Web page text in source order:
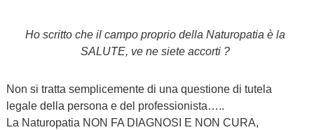
Ho scritto che il campo proprio della Naturopatia è la
SALUTE, ve ne siete accorti ?
Non si tratta semplicemente di una questione di tutela
legale della persona e del professionista…..
La Naturopatia NON FA DIAGNOSI E NON CURA,